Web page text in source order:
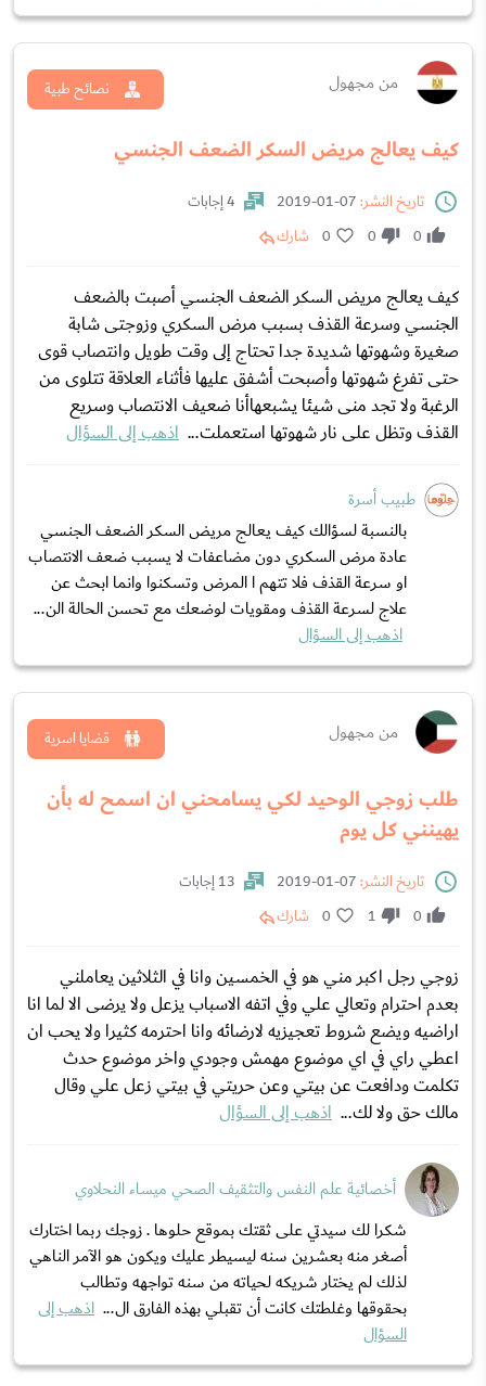
من مجهول
كيف يعالج مريض السكر الضعف الجنسي
نصائح طبية
تاريخ النشر:
4 إجابات
0
0
0 شارك
كيف يعالج مريض السكر الضعف الجنسي أصبت بالضعف
الجنسي وسرعة القذف بسبب مرض السكري وزوجتى شابة
صغيرة وشهوتها شديدة جدا تحتاج إلى وقت طويل وانتصاب قوى
حتى تفرغ شهوتها وأصبحت أشفق عليها فأثناء العلاقة تتلوى من
الرغبة ولا تجد منى شيئا يشبعهاأنا ضعيف الانتصاب وسريع
القذف وتظل على نار شهوتها استعملت... اذهب إلى السؤال
طبيب أسرة
بالنسبة لسؤالك كيف يعالج مريض السكر الضعف الجنسي
عادة مرض السكري دون مضاعفات لا يسبب ضعف الانتصاب
او سرعة القذف فلا تتهم ا المرض وتسكنوا وانما ابحث عن
علاج لسرعة القذف ومقويات لوضعك مع تحسن الحالة الن...
اذهب إلى السؤال
من مجهول
طلب زوجي الوحيد لكي يسامحني ان اسمح له بأن
يهينني كل يوم
قضايا اسرية
تاريخ النشر:
13 إجابات
0
1
0 شارك
زوجي رجل اكبر مني هو في الخمسين وانا في الثلاثين يعاملني
بعدم احترام وتعالي علي وفي اتفه الاسباب يزعل ولا يرضى الا لما انا
اراضيه ويضع شروط تعجيزيه لارضائه وانا احترمه كثيرا ولا يحب ان
اعطي راي في اي موضوع مهمش وجودي واخر موضوع حدث
تكلمت ودافعت عن بيتي وعن حريتي في بيتي زعل علي وقال
مالك حق ولا لك... اذهب إلى السؤال
أخصائية علم النفس والتثقيف الصحي ميساء النحلاوي
شكرا لك سيدتي على ثقتك بموقع حلوها . زوجك ربما اختارك
أصغر منه بعشرين سنه ليسيطر عليك ويكون هو الآمر الناهي
لذلك لم يختار شريكه لحياته من سنه تواجهه وتطالب
بحقوقها وغلطتك كانت أن تقبلي بهذه الفارق ال... اذهب إلى
السؤال